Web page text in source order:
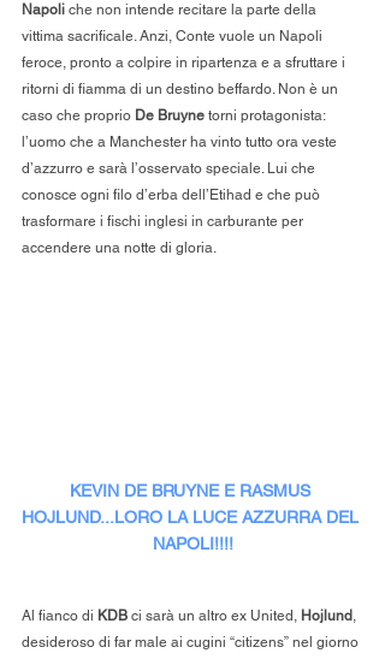
Napoli che non intende recitare la parte della
vittima sacrificale. Anzi, Conte vuole un Napoli
feroce, pronto a colpire in ripartenza e a sfruttare i
ritorni di fiamma di un destino beffardo. Non è un
caso che proprio De Bruyne torni protagonista:
l’uomo che a Manchester ha vinto tutto ora veste
d’azzurro e sarà l’osservato speciale. Lui che
conosce ogni filo d’erba dell’Etihad e che può
trasformare i fischi inglesi in carburante per
accendere una notte di gloria.
KEVIN DE BRUYNE E RASMUS
HOJLUND...LORO LA LUCE AZZURRA DEL
NAPOLI!!!!
Al fianco di KDB ci sarà un altro ex United, Hojlund ,
desideroso di far male ai cugini “citizens” nel giorno